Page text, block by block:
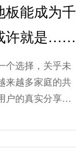
板能成为千
许就是……
个选择，关乎未
来越多家庭的共
户的真实分享